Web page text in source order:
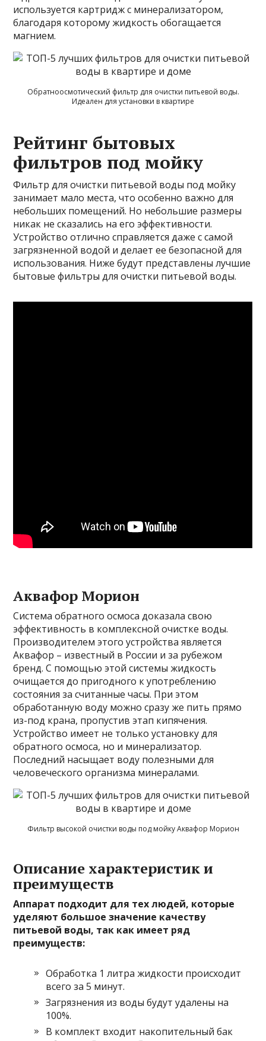
используется картридж с минерализатором,
благодаря которому жидкость обогащается
магнием.
Обратноосмотический фильтр для очистки питьевой воды.
Идеален для установки в квартире
Рейтинг бытовых
фильтров под мойку
Фильтр для очистки питьевой воды под мойку
занимает мало места, что особенно важно для
небольших помещений. Но небольшие размеры
никак не сказались на его эффективности.
Устройство отлично справляется даже с самой
загрязненной водой и делает ее безопасной для
использования. Ниже будут представлены лучшие
бытовые фильтры для очистки питьевой воды.
Аквафор Морион
Система обратного осмоса доказала свою
эффективность в комплексной очистке воды.
Производителем этого устройства является
Аквафор – известный в России и за рубежом
бренд. С помощью этой системы жидкость
очищается до пригодного к употреблению
состояния за считанные часы. При этом
обработанную воду можно сразу же пить прямо
из-под крана, пропустив этап кипячения.
Устройство имеет не только установку для
обратного осмоса, но и минерализатор.
Последний насыщает воду полезными для
человеческого организма минералами.
Фильтр высокой очистки воды под мойку Аквафор Морион
Описание характеристик и
преимуществ
Аппарат подходит для тех людей, которые
уделяют большое значение качеству
питьевой воды, так как имеет ряд
преимуществ:
Обработка 1 литра жидкости происходит
всего за 5 минут.
Загрязнения из воды будут удалены на
100%.
В комплект входит накопительный бак